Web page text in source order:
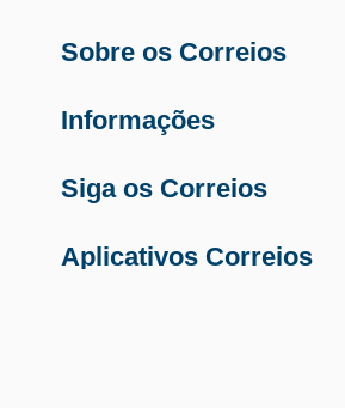
Sobre os Correios
Informações
Siga os Correios
Aplicativos Correios